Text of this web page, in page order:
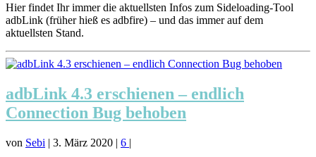
Hier findet Ihr immer die aktuellsten Infos zum Sideloading-Tool
adbLink (früher hieß es adbfire) – und das immer auf dem
aktuellsten Stand.
adbLink 4.3 erschienen – endlich
Connection Bug behoben
von Sebi | 3. März 2020 | 6 |